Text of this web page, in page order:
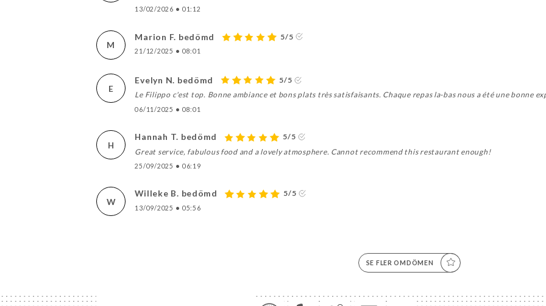
13/02/2026 • 01:12
M
Marion F. bedömd 5/5
21/12/2025 • 08:01
E
Evelyn N. bedömd
5/5
Le Filippo c'est top. Bonne ambiance et bons plats très satisfaisants. Chaque repas la-bas nous a été une bonne
06/11/2025 • 08:01
H
Hannah T. bedömd
5/5
Great service, fabulous food and a lovely atmosphere. Cannot recommend this restaurant enough!
25/09/2025 • 06:19
W
Willeke B. bedömd 5/5
13/09/2025 • 05:56
SE FLER OMDÖMEN